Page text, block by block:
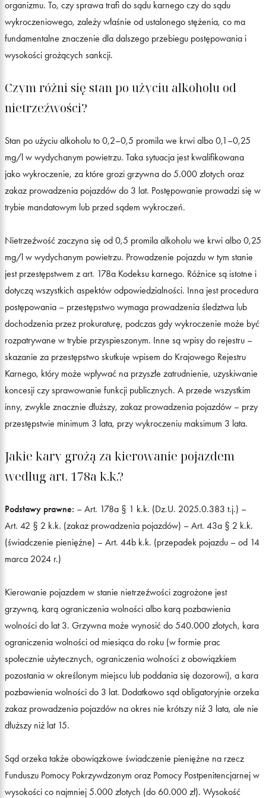
organizmu. To, czy sprawa trafi do sądu karnego czy do sądu
wykroczeniowego, zależy właśnie od ustalonego stężenia, co ma
fundamentalne znaczenie dla dalszego przebiegu postępowania i
wysokości grożących sankcji.
Czym różni się stan po użyciu alkoholu od
nietrzeźwości?
Stan po użyciu alkoholu to 0,2–0,5 promila we krwi albo 0,1–0,25
mg/l w wydychanym powietrzu. Taka sytuacja jest kwalifikowana
jako wykroczenie, za które grozi grzywna do 5.000 złotych oraz
zakaz prowadzenia pojazdów do 3 lat. Postępowanie prowadzi się w
trybie mandatowym lub przed sądem wykroczeń.
Nietrzeźwość zaczyna się od 0,5 promila alkoholu we krwi albo 0,25
mg/l w wydychanym powietrzu. Prowadzenie pojazdu w tym stanie
jest przestępstwem z art. 178a Kodeksu karnego. Różnice są istotne i
dotyczą wszystkich aspektów odpowiedzialności. Inna jest procedura
postępowania – przestępstwo wymaga prowadzenia śledztwa lub
dochodzenia przez prokuraturę, podczas gdy wykroczenie może być
rozpatrywane w trybie przyspieszonym. Inne są wpisy do rejestru –
skazanie za przestępstwo skutkuje wpisem do Krajowego Rejestru
Karnego, który może wpływać na przyszłe zatrudnienie, uzyskiwanie
koncesji czy sprawowanie funkcji publicznych. A przede wszystkim
inny, zwykle znacznie dłuższy, zakaz prowadzenia pojazdów – przy
przestępstwie minimum 3 lata, przy wykroczeniu maksimum 3 lata.
Jakie kary grożą za kierowanie pojazdem
według art. 178a k.k.?
Podstawy prawne: – Art. 178a § 1 k.k. (Dz.U. 2025.0.383 t.j.) –
Art. 42 § 2 k.k. (zakaz prowadzenia pojazdów) – Art. 43a § 2 k.k.
(świadczenie pieniężne) – Art. 44b k.k. (przepadek pojazdu – od 14
marca 2024 r.)
Kierowanie pojazdem w stanie nietrzeźwości zagrożone jest
grzywną, karą ograniczenia wolności albo karą pozbawienia
wolności do lat 3. Grzywna może wynosić do 540.000 złotych, kara
ograniczenia wolności od miesiąca do roku (w formie prac
społecznie użytecznych, ograniczenia wolności z obowiązkiem
pozostania w określonym miejscu lub poddania się dozorowi), a kara
pozbawienia wolności do 3 lat. Dodatkowo sąd obligatoryjnie orzeka
zakaz prowadzenia pojazdów na okres nie krótszy niż 3 lata, ale nie
dłuższy niż lat 15.
Sąd orzeka także obowiązkowe świadczenie pieniężne na rzecz
Funduszu Pomocy Pokrzywdzonym oraz Pomocy Postpenitencjarnej w
wysokości co najmniej 5.000 złotych (do 60.000 zł). Wysokość